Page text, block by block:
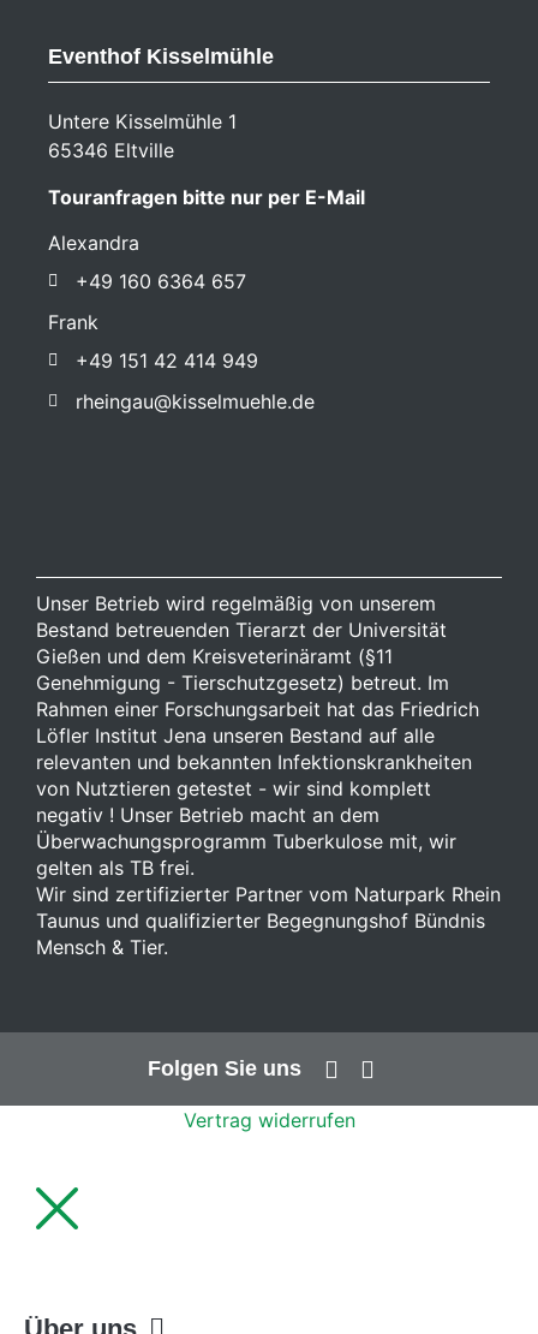
Eventhof Kisselmühle
Untere Kisselmühle 1
65346 Eltville
Touranfragen bitte nur per E-Mail
Alexandra
+49 160 6364 657
Frank
+49 151 42 414 949
rheingau@kisselmuehle.de
Unser Betrieb wird regelmäßig von unserem
Bestand betreuenden Tierarzt der Universität
Gießen und dem Kreisveterinäramt (§11
Genehmigung - Tierschutzgesetz) betreut. Im
Rahmen einer Forschungsarbeit hat das Friedrich
Löfler Institut Jena unseren Bestand auf alle
relevanten und bekannten Infektionskrankheiten
von Nutztieren getestet - wir sind komplett
negativ ! Unser Betrieb macht an dem
Überwachungsprogramm Tuberkulose mit, wir
gelten als TB frei.
Wir sind zertifizierter Partner vom Naturpark Rhein
Taunus und qualifizierter Begegnungshof Bündnis
Mensch & Tier.
Folgen Sie uns
Vertrag widerrufen